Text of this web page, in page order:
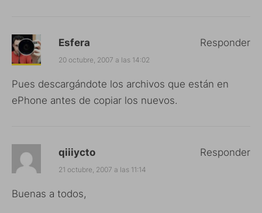
Esfera
20 octubre, 2007 a las 14:02
Pues descargándote los archivos que están en
ePhone antes de copiar los nuevos.
Responder
qiiiycto
21 octubre, 2007 a las 11:14
Buenas a todos,
Responder